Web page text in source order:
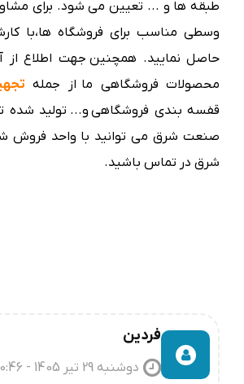
طبقه ها و ... تعیین می شود. برای
وسطی مناسب برای فروشگاه ها،با
حاصل نمایید. همچنین جهت اطلاع
محصولات فروشگاهی ما از جمله ت
قفسه بندی فروشگاهی و... تولید شده
صنعت شرق می توانید با واحد فروش
شرق در تماس باشید.
فردین
دوشنبه 29 تیر 1405 - 10:46